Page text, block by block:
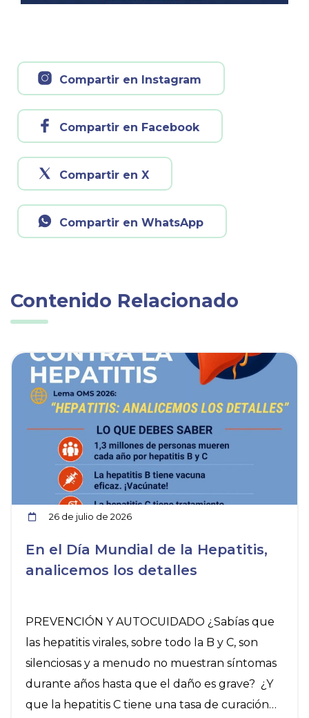
Compartir en Instagram
Compartir en Facebook
Compartir en X
Compartir en WhatsApp
Contenido Relacionado
26 de julio de 2026
En el Día Mundial de la Hepatitis,
analicemos los detalles
PREVENCIÓN Y AUTOCUIDADO ¿Sabías que
las hepatitis virales, sobre todo la B y C, son
silenciosas y a menudo no muestran síntomas
durante años hasta que el daño es grave? ¿Y
que la hepatitis C tiene una tasa de curación
Ver noticia